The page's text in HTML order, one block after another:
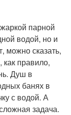
парной
водой, но и
можно сказать,
правило,
Душ в
банях в
с водой. А
задача.